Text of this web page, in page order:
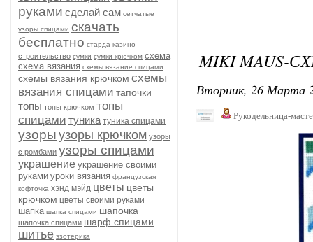
руками сделай сам сетчатые
узоры спицами скачать
бесплатно старда казино
строительство сумки сумки крючком схема
схема вязания схемы вязание спицами
схемы вязания крючком схемы
вязания спицами тапочки
топы топы крючком топы
спицами туника туника спицами
узоры узоры крючком узоры
с ромбами узоры спицами
украшение украшение своими
руками уроки вязания французская
кофточка хэнд мэйд цветы цветы
крючком цветы своими руками
шапка шапка спицами шапочка
шапочка спицами шарф спицами
шитье эзотерика
MIKI
Вторник, 26 Марта
Рукодельница-